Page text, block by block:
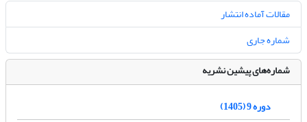
مقالات آماده انتشار
شماره جاری
شماره‌های پیشین نشریه
دوره 9 (1405)